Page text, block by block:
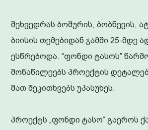
შეხვედრას ბოშურის, ბობნევის,
ბიისის თემებიდან ჯამში 25-მდე
ესწრებოდა. “ფონდი ტასოს”
მონაწილეებს პროექტის
მათ შეკითხვებს უპასუხეს.
პროექტს „ფონდი ტასო“ გაეროს